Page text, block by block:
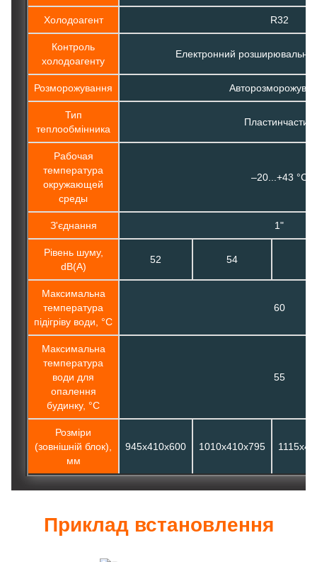
Холодоагент R32
Контроль
холодоагенту
Електронний
Розморожування
Тип
теплообмінника
Пластинчастий
Рабочая
температура
окружающей
среды
–20...+43 °C
З'єднання 1"
Рівень шуму,
dB(A)
52 54
Максимальна
температура
підігріву води, °С
60
Максимальна
температура
води для
опалення
будинку, °С
55
Розміри
(зовнішній блок),
мм
945х410х600 1010х410х795
Приклад встановлення